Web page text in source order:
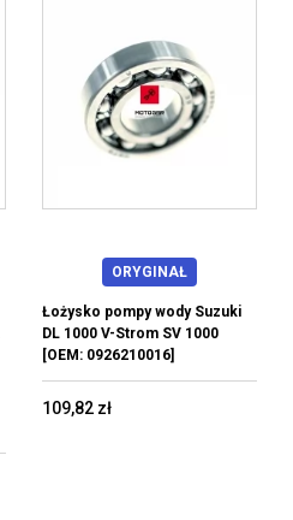
ORYGINAŁ
Łożysko pompy wody Suzuki
DL 1000 V-Strom SV 1000
[OEM: 0926210016]
109,82 zł